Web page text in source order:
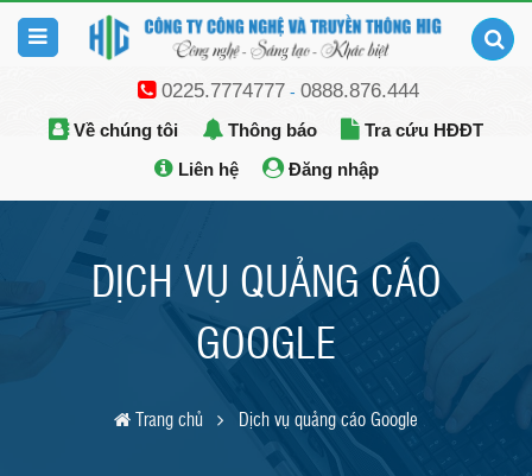
0225.7774777- 0888.876.444
Về chúng tôi Thông báo
Tra cứu HĐĐT
Liên hệ
Đăng nhập
DỊCH VỤ QUẢNG CÁO
GOOGLE
Trang chủ Dịch vụ quảng cáo Google